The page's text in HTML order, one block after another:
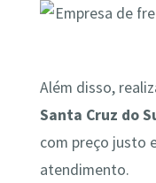
Além disso,
Santa Cruz do
com preço justo
atendimento.